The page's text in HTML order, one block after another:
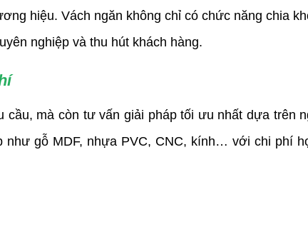
hiệu. Vách ngăn không chỉ có chức năng chia
nghiệp và thu hút khách hàng.
mà còn tư vấn giải pháp tối ưu nhất dựa trên
gỗ MDF, nhựa PVC, CNC, kính… với chi phí